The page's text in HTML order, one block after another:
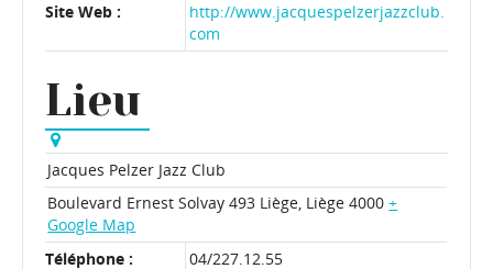
Site Web :
http://www.jacquespelzerjazzclub.
com
Lieu
Jacques Pelzer Jazz Club
Boulevard Ernest Solvay 493 Liège, Liège 4000 +
Google Map
Téléphone :
04/227.12.55